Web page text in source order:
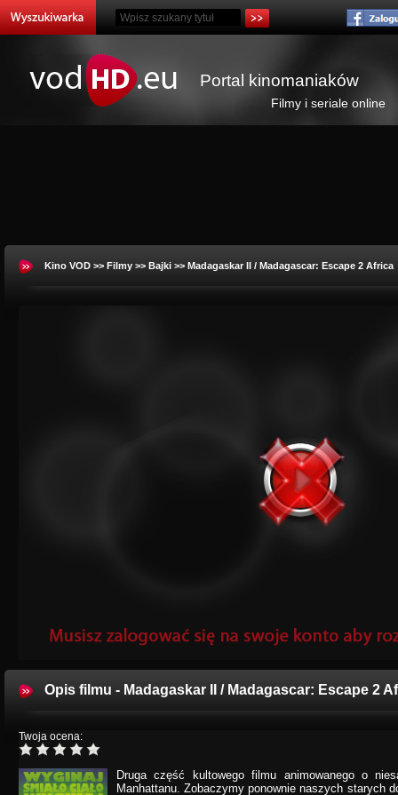
Portal kinomaniaków
Filmy i seriale online
Kino VOD >> Filmy >> Bajki >> Madagaskar II / Madagascar: Escape 2 Africa
Opis filmu - Madagaskar II / Madagascar: Escape 2
Twoja ocena:
Druga część kultowego filmu animowanego o
Manhattanu. Zobaczymy ponownie naszych starych